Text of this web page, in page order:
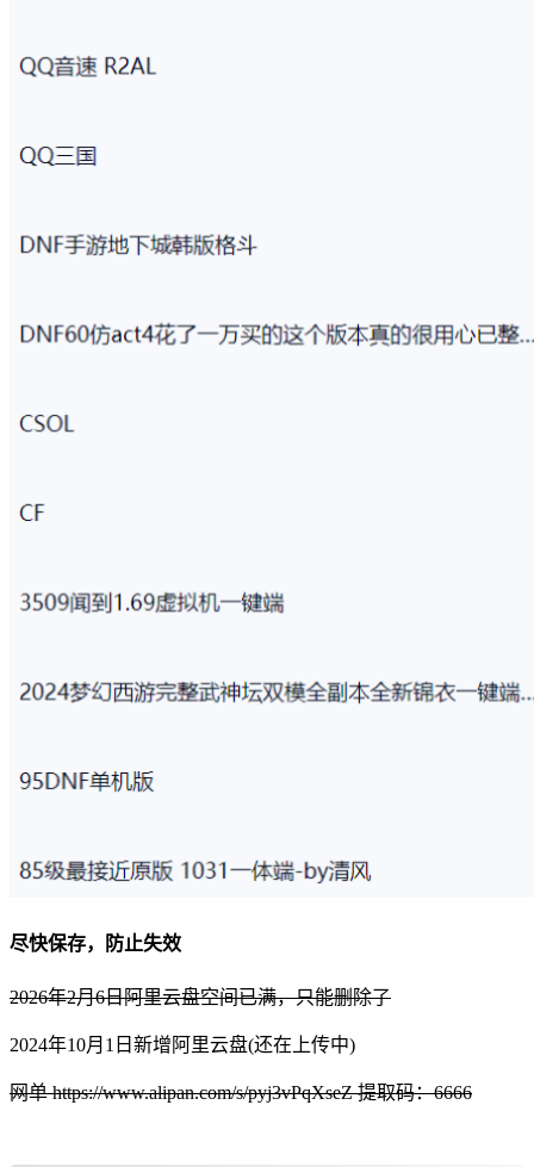
尽快保存，防止失效
2026年2月6日阿里云盘空间已满，只能删除了
2024年10月1日新增阿里云盘(还在上传中)
网单 https://www.alipan.com/s/pyj3vPqXseZ 提取码：6666